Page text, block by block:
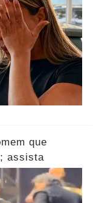
que
assista